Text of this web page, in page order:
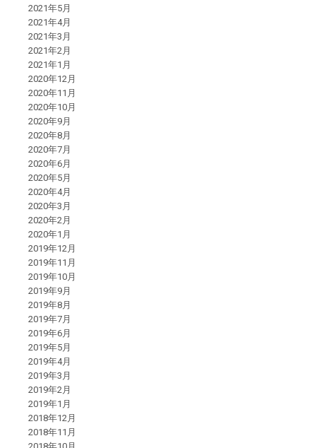
2021年5月
2021年4月
2021年3月
2021年2月
2021年1月
2020年12月
2020年11月
2020年10月
2020年9月
2020年8月
2020年7月
2020年6月
2020年5月
2020年4月
2020年3月
2020年2月
2020年1月
2019年12月
2019年11月
2019年10月
2019年9月
2019年8月
2019年7月
2019年6月
2019年5月
2019年4月
2019年3月
2019年2月
2019年1月
2018年12月
2018年11月